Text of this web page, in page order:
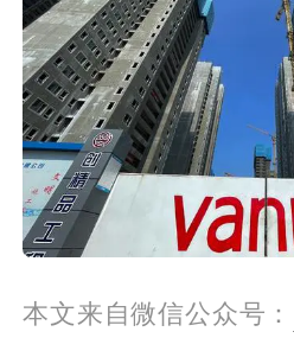
本文来自微信公众号：